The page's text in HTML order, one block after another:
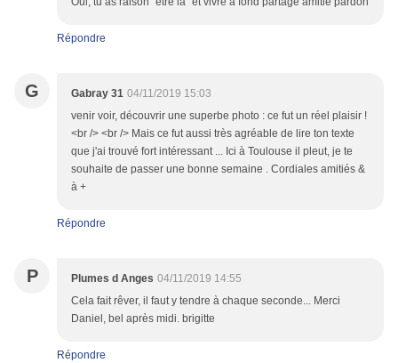
Répondre
G Gabray 31 04/11/2019 15:03
venir voir, découvrir une superbe photo : ce fut un réel plaisir !
<br /> <br /> Mais ce fut aussi très agréable de lire ton texte
que j'ai trouvé fort intéressant ... Ici à Toulouse il pleut, je te
souhaite de passer une bonne semaine . Cordiales amitiés &
à +
Répondre
P Plumes d Anges 04/11/2019 14:55
Cela fait rêver, il faut y tendre à chaque seconde... Merci
Daniel, bel après midi. brigitte
Répondre